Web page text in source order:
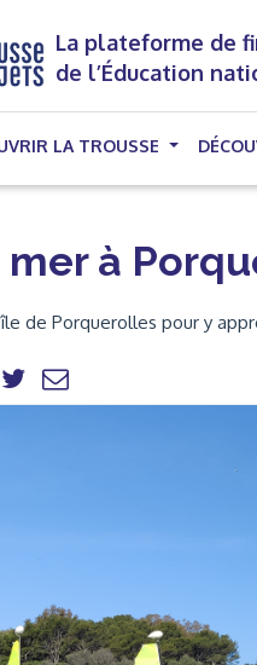
La plateforme de
de l’Éducation
LA TROUSSE
à
de Porquerolles pour y